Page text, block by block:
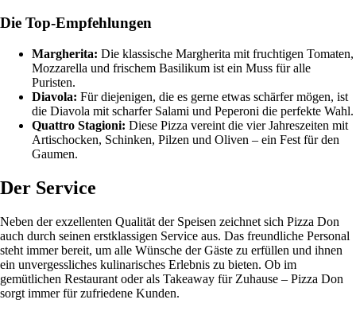
Die Top-Empfehlungen
Margherita: Die klassische Margherita mit fruchtigen Tomaten,
Mozzarella und frischem Basilikum ist ein Muss für alle
Puristen.
Diavola: Für diejenigen, die es gerne etwas schärfer mögen, ist
die Diavola mit scharfer Salami und Peperoni die perfekte Wahl.
Quattro Stagioni: Diese Pizza vereint die vier Jahreszeiten mit
Artischocken, Schinken, Pilzen und Oliven – ein Fest für den
Gaumen.
Der Service
Neben der exzellenten Qualität der Speisen zeichnet sich Pizza Don
auch durch seinen erstklassigen Service aus. Das freundliche Personal
steht immer bereit, um alle Wünsche der Gäste zu erfüllen und ihnen
ein unvergessliches kulinarisches Erlebnis zu bieten. Ob im
gemütlichen Restaurant oder als Takeaway für Zuhause – Pizza Don
sorgt immer für zufriedene Kunden.